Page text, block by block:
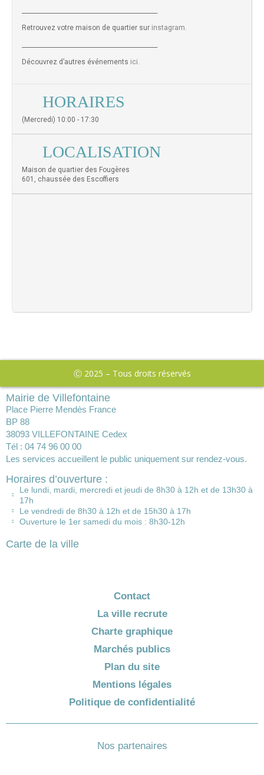
Retrouvez votre maison de quartier sur instagram.
Découvrez d’autres événements ici.
HORAIRES
(Mercredi) 10:00 - 17:30
LOCALISATION
Maison de quartier des Fougères
601, chaussée des Escoffiers
Ⓒ 2025 – Tous droits réservés
Mairie de Villefontaine
Place Pierre Mendès France
BP 88
38093 VILLEFONTAINE Cedex
Tél : 04 74 96 00 00
Les services accueillent le public uniquement sur rendez-vous.
Horaires d’ouverture :
Le lundi, mardi, mercredi et jeudi de 8h30 à 12h et de 13h30 à
17h
Le vendredi de 8h30 à 12h et de 15h30 à 17h
Ouverture le 1er samedi du mois : 8h30-12h
Carte de la ville
Contact
La ville recrute
Charte graphique
Marchés publics
Plan du site
Mentions légales
Politique de confidentialité
Nos partenaires